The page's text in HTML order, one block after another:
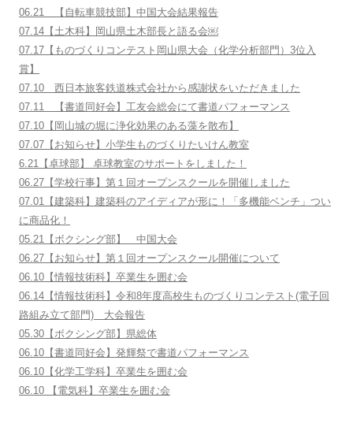
06.21 【自転車競技部】中国大会結果報告
07.14【土木科】岡山県土木部長と語る会￼
07.17【ものづくりコンテスト岡山県大会（化学分析部門）3位入
賞】
07.10 西日本旅客鉄道株式会社から感謝状をいただきました
07.11 【書道同好会】工友会総会にて書道パフォーマンス
07.10【岡山城の堀に浄化効果のある藻を散布】
07.07【お知らせ】小学生ものづくりたいけん教室
6.21【卓球部】 卓球教室のサポートをしました！
06.27【学校行事】第１回オープンスクールを開催しました
07.01【建築科】建築科のアイディアが形に！「多機能ベンチ」つい
に商品化！
05.21【ボクシング部】 中国大会
06.27【お知らせ】第１回オープンスクール開催について
06.10【情報技術科】卒業生を囲む会
06.14【情報技術科】令和8年度高校生ものづくりコンテスト(電子回
路組み立て部門) 大会報告
05.30【ボクシング部】県総体
06.10【書道同好会】発輝祭で書道パフォーマンス
06.10【化学工学科】卒業生を囲む会
06.10 【電気科】卒業生を囲む会